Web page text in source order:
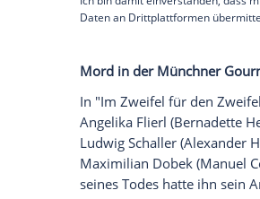
anzuzeigen. Sie können
Ich bin damit
Daten an
Und Kollegin
"Dass er heute zum
Kriminaloberrat,